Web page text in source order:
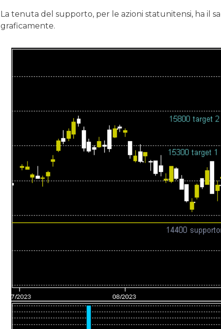
La tenuta del supporto, per le azioni statunitensi, ha il
graficamente.